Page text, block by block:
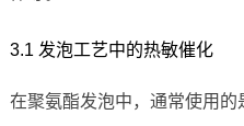
3.1 发泡工艺中的热敏催化
在聚氨酯发泡中，通常使用